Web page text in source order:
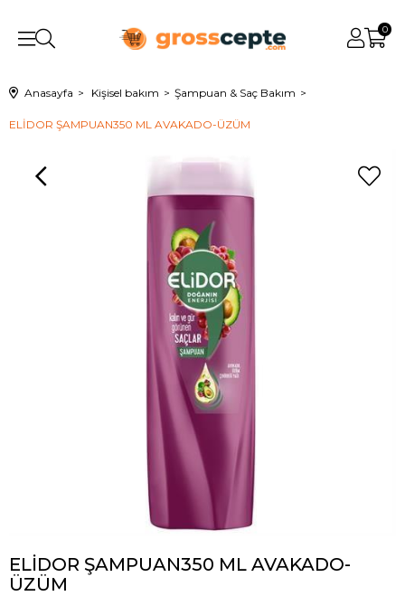
0
Anasayfa Kişisel bakım Şampuan & Saç Bakım
ELİDOR ŞAMPUAN350 ML AVAKADO-ÜZÜM
ELİDOR ŞAMPUAN350 ML AVAKADO-
ÜZÜM